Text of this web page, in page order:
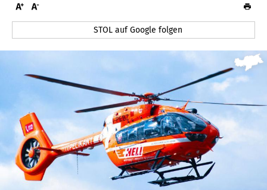
STOL auf Google folgen